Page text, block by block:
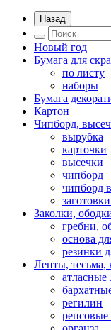
Назад
Новый год
Бумага для
по листу
наборы
Бумага
Картон
Чипборд,
вырубка
карточки
высечки
чипборд
чипборд
Заколки,
гребни,
основа
резинки
Ленты, тесьма,
атласные
регилин